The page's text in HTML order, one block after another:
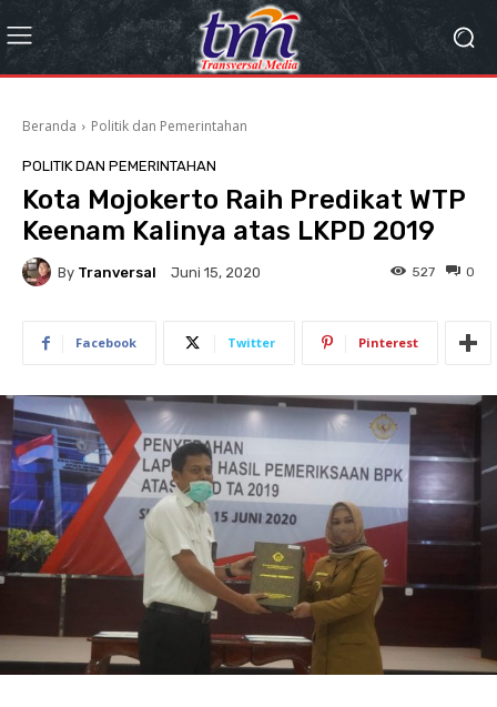
Beranda Politik dan Pemerintahan
POLITIK DAN PEMERINTAHAN
Kota Mojokerto Raih Predikat WTP
Keenam Kalinya atas LKPD 2019
By Tranversal Juni 15, 2020 0
527
Facebook Twitter Pinterest